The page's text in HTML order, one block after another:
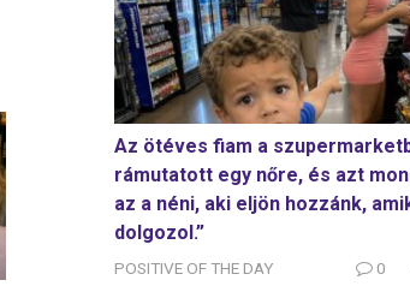
Az ötéves fiam a
rámutatott egy nőre, és azt
az a néni, aki eljön hozzánk,
dolgozol.”
POSITIVE OF THE DAY 0